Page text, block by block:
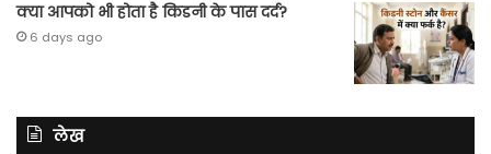
क्या आपको भी होता है किडनी के पास दर्द?
6 days ago
लेख